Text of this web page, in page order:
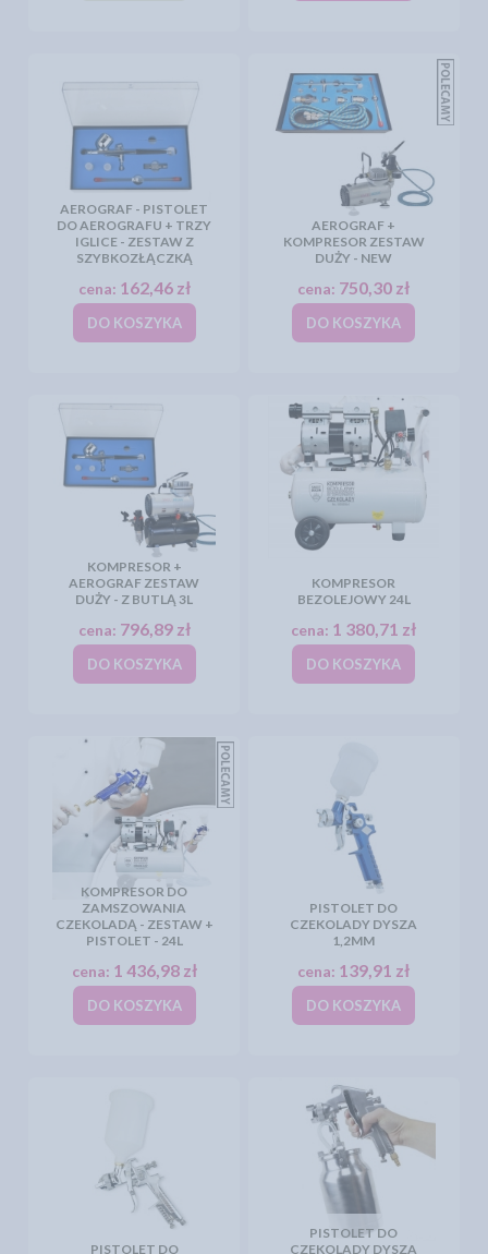
AEROGRAF - PISTOLET
DO AEROGRAFU + TRZY
IGLICE - ZESTAW Z
SZYBKOZŁĄCZKĄ
cena: 162,46 zł
DO KOSZYKA
AEROGRAF +
KOMPRESOR ZESTAW
DUŻY - NEW
cena: 750,30 zł
DO KOSZYKA
KOMPRESOR +
AEROGRAF ZESTAW
DUŻY - Z BUTLĄ 3L
cena: 796,89 zł
DO KOSZYKA
KOMPRESOR
BEZOLEJOWY 24L
cena: 1 380,71 zł
DO KOSZYKA
KOMPRESOR DO
ZAMSZOWANIA
CZEKOLADĄ - ZESTAW +
PISTOLET - 24L
cena: 1 436,98 zł
DO KOSZYKA
PISTOLET DO
CZEKOLADY DYSZA
1,2MM
cena: 139,91 zł
DO KOSZYKA
PISTOLET DO
PISTOLET DO
CZEKOLADY DYSZA